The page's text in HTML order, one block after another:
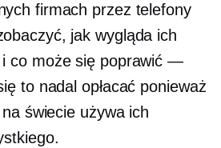
firmach przez telefony
jak wygląda ich
co może się poprawić —
to nadal opłacać ponieważ
świecie używa ich